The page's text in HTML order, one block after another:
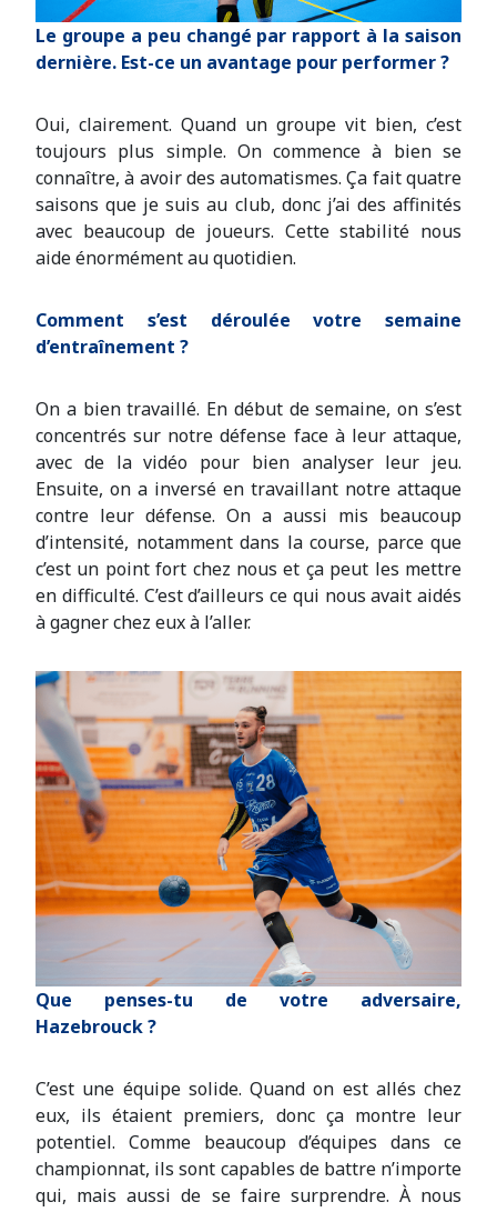
Le groupe a peu changé par rapport à la saison
dernière. Est-ce un avantage pour performer ?
Oui, clairement. Quand un groupe vit bien, c’est
toujours plus simple. On commence à bien se
connaître, à avoir des automatismes. Ça fait quatre
saisons que je suis au club, donc j’ai des affinités
avec beaucoup de joueurs. Cette stabilité nous
aide énormément au quotidien.
Comment s’est déroulée votre semaine
d’entraînement ?
On a bien travaillé. En début de semaine, on s’est
concentrés sur notre défense face à leur attaque,
avec de la vidéo pour bien analyser leur jeu.
Ensuite, on a inversé en travaillant notre attaque
contre leur défense. On a aussi mis beaucoup
d’intensité, notamment dans la course, parce que
c’est un point fort chez nous et ça peut les mettre
en difficulté. C’est d’ailleurs ce qui nous avait aidés
à gagner chez eux à l’aller.
Que penses-tu de votre adversaire,
Hazebrouck ?
C’est une équipe solide. Quand on est allés chez
eux, ils étaient premiers, donc ça montre leur
potentiel. Comme beaucoup d’équipes dans ce
championnat, ils sont capables de battre n’importe
qui, mais aussi de se faire surprendre. À nous